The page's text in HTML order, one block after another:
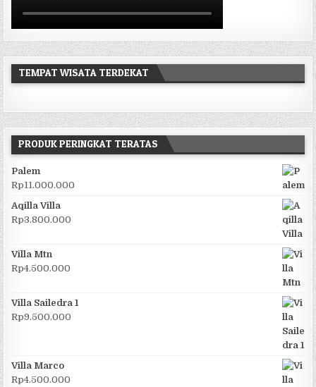
TEMPAT WISATA TERDEKAT
PRODUK PERINGKAT TERATAS
Palem
Rp11.000.000
Aqilla Villa
Rp3.800.000
Villa Mtn
Rp4.500.000
Villa Sailedra 1
Rp9.500.000
Villa Marco
Rp4.500.000